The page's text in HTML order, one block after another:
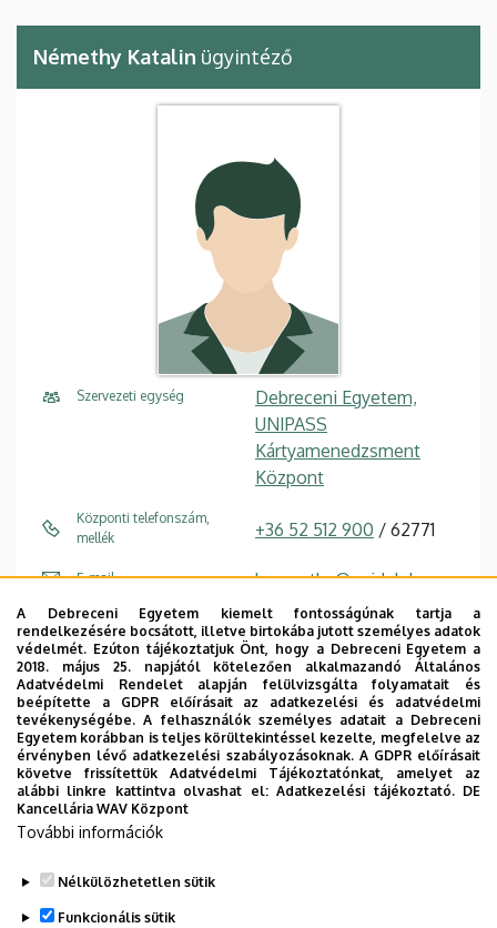
Némethy Katalin ügyintéző
Szervezeti egység
Debreceni Egyetem,
UNIPASS
Kártyamenedzsment
Központ
Központi telefonszám,
mellék
+36 52 512 900 / 62771
E-mail knemethy@unideb.hu
Cím
4028 Debrecen Tüzér
utca 4.
Épület, emelet, szobaszám Forest Center , 3. emelet
Dolgozói adatmódosítás igénylése a DE
telefonkönyvében
A Debreceni Egyetem kiemelt fontosságúnak tartja a
rendelkezésére bocsátott, illetve birtokába jutott személyes adatok
védelmét. Ezúton tájékoztatjuk Önt, hogy a Debreceni Egyetem a
2018. május 25. napjától kötelezően alkalmazandó Általános
Adatvédelmi Rendelet alapján felülvizsgálta folyamatait és
beépítette a GDPR előírásait az adatkezelési és adatvédelmi
tevékenységébe. A felhasználók személyes adatait a Debreceni
Egyetem korábban is teljes körültekintéssel kezelte, megfelelve az
érvényben lévő adatkezelési szabályozásoknak. A GDPR előírásait
követve frissítettük Adatvédelmi Tájékoztatónkat, amelyet az
alábbi linkre kattintva olvashat el:Adatkezelési tájékoztató. DE
Kancellária WAV Központ
További információk
Nélkülözhetetlen sütik
Funkcionális sütik